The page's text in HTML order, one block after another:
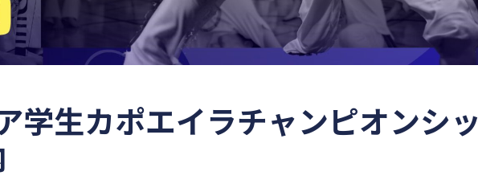
学生カポエイラチャンピオンシッ